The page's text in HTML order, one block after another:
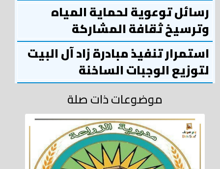
رسائل توعوية لحماية المياه
وترسيخ ثقافة المشاركة
استمرار تنفيذ مبادرة زاد آل البيت
لتوزيع الوجبات الساخنة
موضوعات ذات صلة